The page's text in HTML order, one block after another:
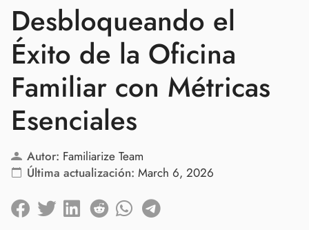
Desbloqueando el
Éxito de la Oficina
Familiar con Métricas
Esenciales
Autor: Familiarize Team
Última actualización: March 6, 2026